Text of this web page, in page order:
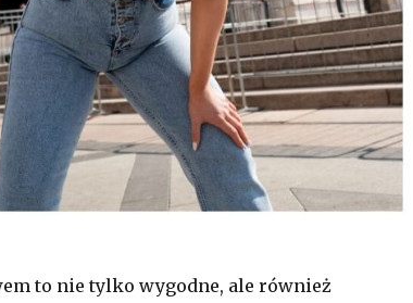
to nie tylko wygodne, ale również